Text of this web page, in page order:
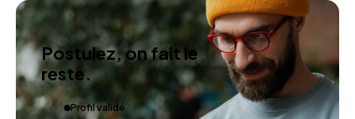
Postulez, on fait le
reste.
Profil validé